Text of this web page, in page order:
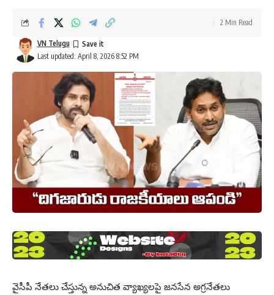
Last updated: April 8, 2026 8:52 PM
VN Telugu
2 Min Read
వైసీపీ నేతలు చేస్తున్న అనుచిత వ్యాఖ్యలపై జనసేన అగ్రనేతలు